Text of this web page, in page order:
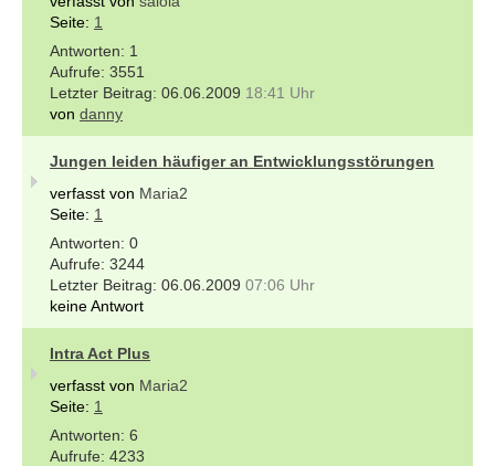
Seite: 1
1
3551
06.06.2009 18:41 Uhr
von danny
Jungen leiden häufiger an Entwicklungsstörungen
verfasst von Maria2
Seite: 1
0
3244
06.06.2009 07:06 Uhr
keine Antwort
Intra Act Plus
verfasst von Maria2
Seite: 1
6
4233